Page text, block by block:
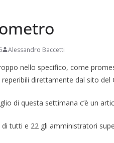
Alessandro Baccetti
nello specifico, come
direttamente dal sito del
di questa settimana c’è un
tutti e 22 gli amministratori